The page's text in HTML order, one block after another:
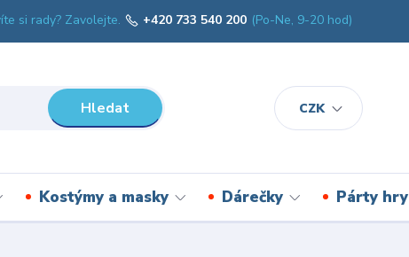
CZK
Hledat
si rady? Zavolejte. +420 733 540 200 (Po-Ne, 9-20 hod)
Kostýmy a masky Dárečky Párty hry